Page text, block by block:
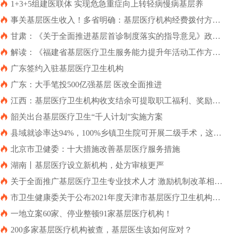
 1+3+5组建医联体 实现危急重症向上转轻病慢病基层养
 事关基层医生收入！多省明确：基层医疗机构经费拨付方
式，变了！
 甘肃：《关于全面推进基层首诊制度落实的指导意见》政策
解读
 解读：《福建省基层医疗卫生服务能力提升年活动工作方
案》（2017－2019年）
 广东签约入驻基层医疗卫生机构
 广东：大手笔投500亿强基层 医改全面推进
 江西：基层医疗卫生机构收支结余可提取职工福利、奖励基
金
 韶关出台基层医疗卫生“千人计划”实施方案
 县域就诊率达94%，100%乡镇卫生院可开展二级手术，这地
基层医疗咋这么强？
 北京市卫健委：十大措施改善基层医疗服务措施
 湖南丨基层医疗设立新机构，处方审核更严
 关于全面推广基层医疗卫生专业技术人才 激励机制改革相关
举措的通知
 市卫生健康委关于公布2021年度天津市基层医疗卫生机构绩
效评估结果的通知
 一地立案60家、停业整顿91家基层医疗机构！
 200多家基层医疗机构被查，基层医生该如何应对？